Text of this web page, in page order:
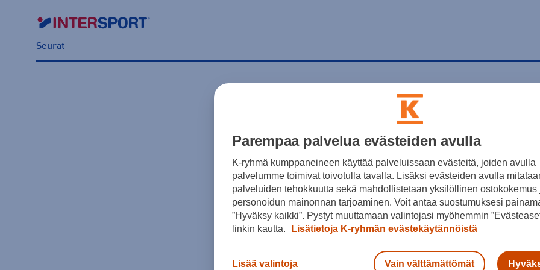
Seurat
Parempaa palvelua evästeiden avulla
K-ryhmä kumppaneineen käyttää palveluissaan evästeitä, joiden avulla
palvelumme toimivat toivotulla tavalla. Lisäksi evästeiden avulla
palveluiden tehokkuutta sekä mahdollistetaan yksilöllinen ostokokemus
personoidun mainonnan tarjoaminen. Voit antaa suostumuksesi
”Hyväksy kaikki”. Pystyt muuttamaan valintojasi myöhemmin
linkin kautta.
Lisätietoja K-ryhmän evästekäytännöistä
Lisää valintoja Vain välttämättömät